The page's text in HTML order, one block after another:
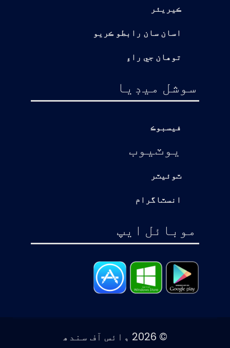
ڪيريئر
اسان سان رابطو ڪريو
توهان جي راءِ
سوشل ميڊيا
فيسبوڪ
يوٽيوب
ٽوئيٽر
انسٽاگرام
موبائل ايپ
© 2026 وائس آف سندھ